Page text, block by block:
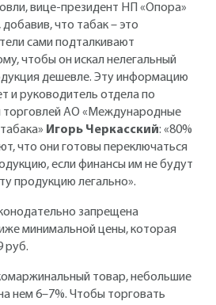
вице-президент НП «Опора»
, добавив, что табак – это
сами подталкивают
чтобы он искал нелегальный
дешевле. Эту информацию
и руководитель отдела по
торговлей АО «Международные
Игорь Черкасский: «80%
что они готовы переключаться
если финансы им не будут
продукцию легально».
запрещена
минимальной цены, которая
руб.
товар, небольшие
нем 6–7%. Чтобы торговать